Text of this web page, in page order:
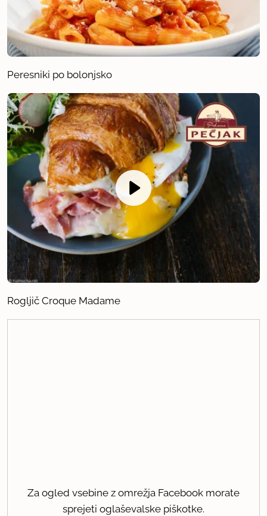
Peresniki po bolonjsko
Rogljič Croque Madame
Za ogled vsebine z omrežja Facebook morate
sprejeti oglaševalske piškotke.